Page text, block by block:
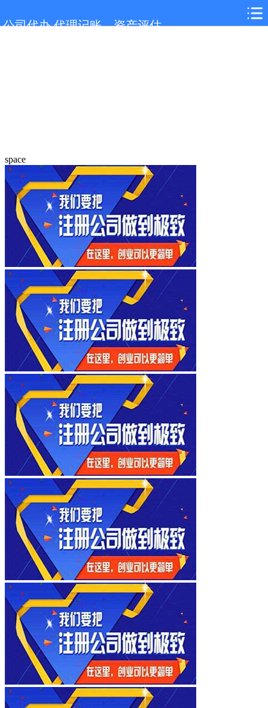
公司代办,代理记账，资产评估
space